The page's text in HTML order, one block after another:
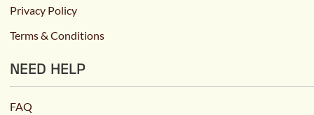
Privacy Policy
Terms & Conditions
NEED HELP
FAQ